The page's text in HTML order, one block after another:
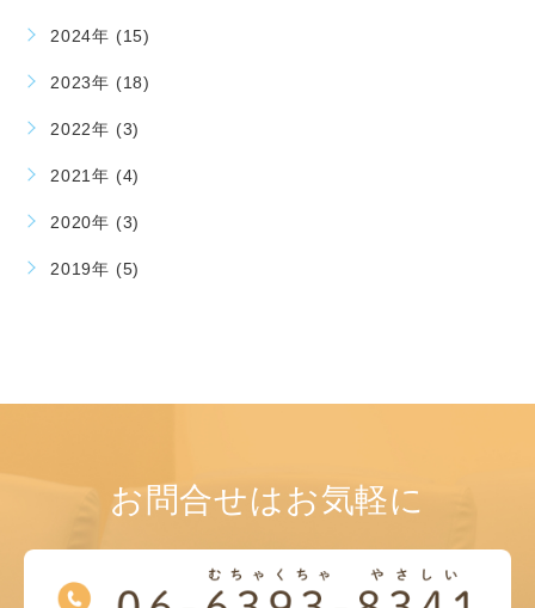
2024年 (15)
2023年 (18)
2022年 (3)
2021年 (4)
2020年 (3)
2019年 (5)
お問合せはお気軽に